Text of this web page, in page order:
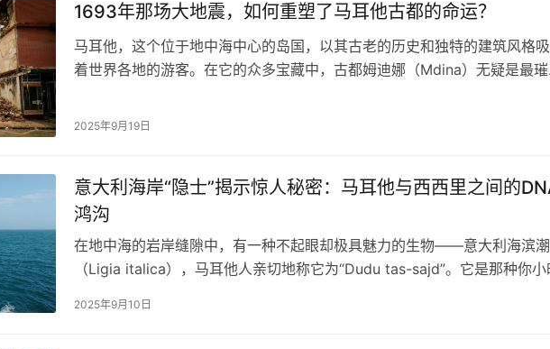
1693年那场大地震，如何重塑了马耳他古都的命运？
马耳他，这个位于地中海中心的岛国，以其古老的历史和独特的建筑风格吸
着世界各地的游客。在它的众多宝藏中，古都姆迪娜（Mdina）无疑是最璀
而，许多人不知道的是，姆迪娜今日的辉煌面貌，并非完全是历史的自然沉
2025年9月19日
意大利海岸“隐士”揭示惊人秘密：马耳他与西西里之间的
鸿沟
在地中海的岩岸缝隙中，有一种不起眼却极具魅力的生物——意大利海滨
（Ligia italica），马耳他人亲切地称它为“Dudu tas-sajd”。它是那种你小
2025年9月10日